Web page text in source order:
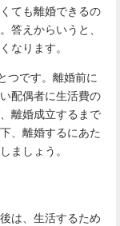
ても離婚できるの
答えからいうと、
なります。
つです。離婚前に
配偶者に生活費の
離婚成立するまで
、離婚するにあた
ましょう。
は、生活するため